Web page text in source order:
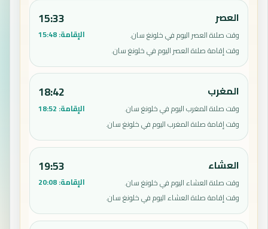
العصر
وقت صلاة العصر اليوم في خلونغ سان.
وقت إقامة صلاة العصر اليوم في خلونغ سان.
15:33
الإقامة:15:48
المغرب
وقت صلاة المغرب اليوم في خلونغ سان.
وقت إقامة صلاة المغرب اليوم في خلونغ سان.
18:42
الإقامة: 18:52
العشاء
وقت صلاة العشاء اليوم في خلونغ سان.
وقت إقامة صلاة العشاء اليوم في خلونغ سان.
19:53
الإقامة:20:08